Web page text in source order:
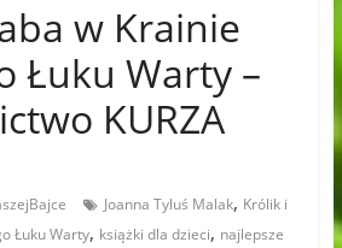
w Krainie
Łuku Warty –
KURZA
Joanna Tyluś Malak, Królik i
Łuku Warty, książki dla dzieci, najlepsze